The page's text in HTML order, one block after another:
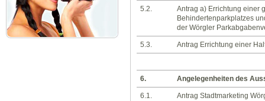
5.2.
Antrag a) Errichtung einer
Behindertenparkplatzes
der Wörgler
5.3. Antrag Errichtung einer
6. Angelegenheiten des
6.1. Antrag Stadtmarketing